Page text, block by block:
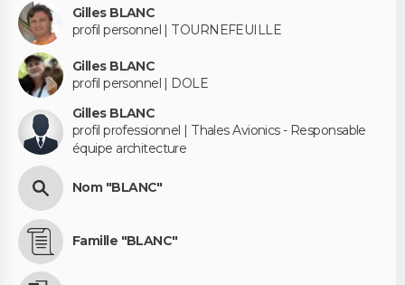
Gilles BLANC
profil personnel | TOURNEFEUILLE
Gilles BLANC
profil personnel | DOLE
Gilles BLANC
profil professionnel | Thales Avionics - Responsable
équipe architecture
Nom "BLANC"
Famille "BLANC"